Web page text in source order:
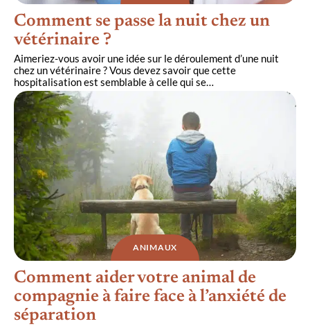
Comment se passe la nuit chez un
vétérinaire ?
Aimeriez-vous avoir une idée sur le déroulement d’une nuit
chez un vétérinaire ? Vous devez savoir que cette
hospitalisation est semblable à celle qui se…
ANIMAUX
Comment aider votre animal de
compagnie à faire face à l’anxiété de
séparation